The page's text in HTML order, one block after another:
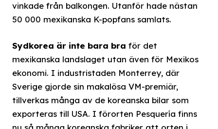
vinkade från balkongen. Utanför hade nästan
50 000 mexikanska K-popfans samlats.
Sydkorea är inte bara bra för det
mexikanska landslaget utan även för Mexikos
ekonomi. I industristaden Monterrey, där
Sverige gjorde sin makalösa VM-premiär,
tillverkas många av de koreanska bilar som
exporteras till USA. I förorten Pesquería finns